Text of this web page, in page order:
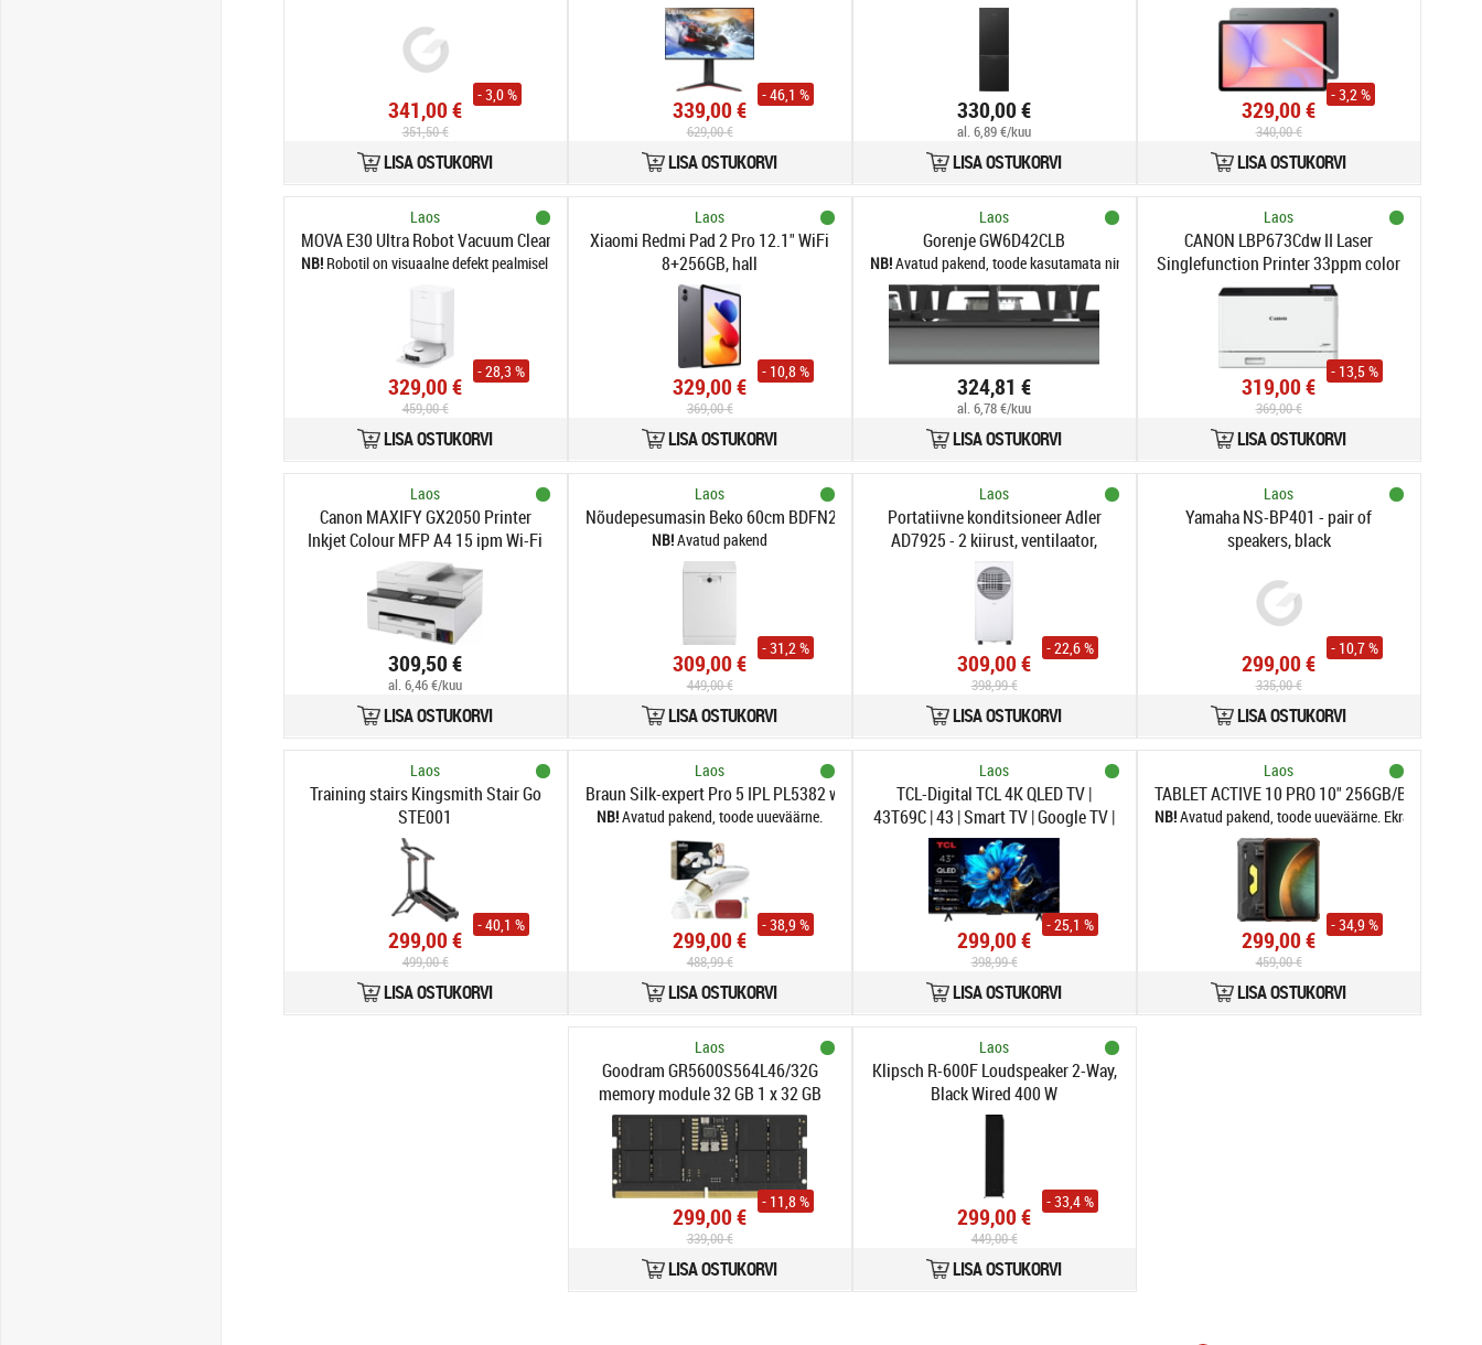
341,00 €
- 3,0 %
351,50 €
LISA OSTUKORVI
339,00 €
- 46,1 %
629,00 €
LISA OSTUKORVI
330,00 €
al. 6,89 €/kuu
LISA OSTUKORVI
329,00 €
- 3,2 %
340,00 €
LISA OSTUKORVI
Laos
MOVA E30 Ultra Robot Vacuum Cleaner with Auto-Empty, Auto-Clean Mop, RoboSwing Technology
Robotil on visuaalne defekt pealmisel osal, ei mõjuta toote kasutamist.
329,00 €
- 28,3 %
459,00 €
LISA OSTUKORVI
Laos
Xiaomi Redmi Pad 2 Pro 12.1" WiFi
8+256GB, hall
329,00 €
- 10,8 %
369,00 €
LISA OSTUKORVI
Laos
Gorenje GW6D42CLB
Avatud pakend, toode kasutamata ning uus.
324,81 €
al. 6,78 €/kuu
LISA OSTUKORVI
Laos
CANON LBP673Cdw II Laser
Singlefunction Printer 33ppm color
A4
319,00 €
- 13,5 %
369,00 €
LISA OSTUKORVI
Laos
Canon MAXIFY GX2050 Printer
Inkjet Colour MFP A4 15 ipm Wi-Fi
Ethernet LAN USB
309,50 €
al. 6,46 €/kuu
LISA OSTUKORVI
Laos
Nõudepesumasin Beko 60cm BDFN26540WP
Avatud pakend
309,00 €
- 31,2 %
449,00 €
LISA OSTUKORVI
Laos
Portatiivne konditsioneer Adler
AD7925 - 2 kiirust, ventilaator,
õhuvool 450m3/h, 12000 BTU/h,
pult, sobib ruumile kuni 45m2, 13
309,00 €
- 22,6 %
398,99 €
LISA OSTUKORVI
Laos
Yamaha NS-BP401 - pair of
speakers, black
299,00 €
- 10,7 %
335,00 €
LISA OSTUKORVI
Laos
Training stairs Kingsmith Stair Go
STE001
299,00 €
- 40,1 %
499,00 €
LISA OSTUKORVI
Laos
Braun Silk-expert Pro 5 IPL PL5382 white-gold - IPL | 10 intensity levels | Power type: Network | Additional features: skin type
Avatud pakend, toode uueväärne.
299,00 €
- 38,9 %
488,99 €
LISA OSTUKORVI
Laos
TCL-Digital TCL 4K QLED TV |
43T69C | 43 | Smart TV | Google TV |
UHD | Black
299,00 €
- 25,1 %
398,99 €
LISA OSTUKORVI
Laos
TABLET ACTIVE 10 PRO 10" 256GB/BLACK
Avatud pakend, toode uueväärne. Ekraanile
299,00 €
- 34,9 %
459,00 €
LISA OSTUKORVI
Laos
Goodram GR5600S564L46/32G
memory module 32 GB 1 x 32 GB
DDR5 262-pin SO-DIMM
299,00 €
- 11,8 %
339,00 €
LISA OSTUKORVI
Laos
Klipsch R-600F Loudspeaker 2-Way,
Black Wired 400 W
299,00 €
- 33,4 %
449,00 €
LISA OSTUKORVI